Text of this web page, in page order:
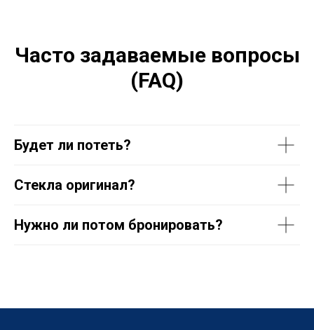
Часто задаваемые вопросы
(FAQ)
Будет ли потеть?
Стекла оригинал?
Нужно ли потом бронировать?